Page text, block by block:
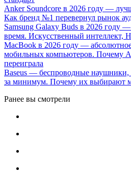
Anker Soundcore в 2026 году —
Как бренд №1 перевернул рынок
Samsung Galaxy Buds в 2026 году
время. Искусственный интеллект,
MacBook в 2026 году —
мобильных компьютеров. Почему
переиграла
Baseus — беспроводные наушники,
за минимум. Почему их выбирают
Ранее вы смотрели